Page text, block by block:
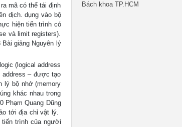
mã có thể tái định
dịch. dụng vào bộ
hiện tiến trình có
và limit registers).
giảng Nguyên lý
(logical address
address – được tạo
lý bộ nhớ (memory
khác nhau trong
Phạm Quang Dũng
tới địa chỉ vật lý. 
trình của người
Bách khoa TP.HCM